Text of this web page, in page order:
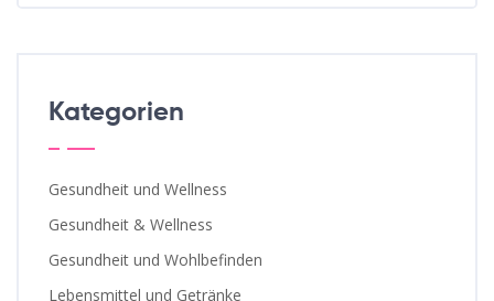
Kategorien
Gesundheit und Wellness
Gesundheit & Wellness
Gesundheit und Wohlbefinden
Lebensmittel und Getränke